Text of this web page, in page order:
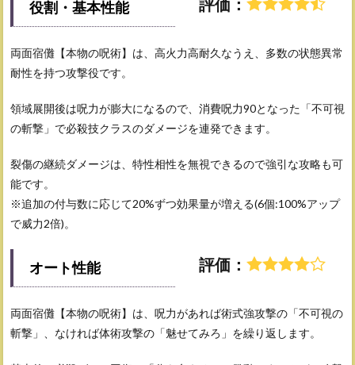
役割・基本性能 評価：
両面宿儺【本物の呪術】は、高火力高耐久なうえ、多数の状態異常
耐性を持つ攻撃役です。
領域展開後は呪力が膨大になるので、消費呪力90となった「不可視
の斬撃」で必殺技クラスのダメージを連発できます。
裂傷の継続ダメージは、特性相性を無視できるので強引な攻略も可
能です。
※追加の付与数に応じて20%ずつ効果量が増える(6個:100%アップ
で威力2倍)。
オート性能 評価：
両面宿儺【本物の呪術】は、呪力があれば術式強攻撃の「不可視の
斬撃」、なければ体術攻撃の「魅せてみろ」を繰り返します。